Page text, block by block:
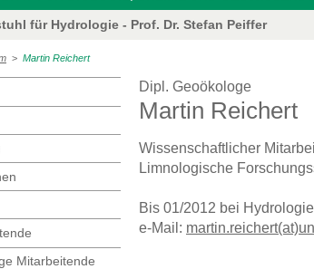
für Hydrologie - Prof. Dr. Stefan Peiffer
> Martin Reichert
Mitarbeitende
Dipl. Geoökologe
Martin Reichert
Wissenschaftlicher
Limnologische
Bis 01/2012 bei Hydrologie
e-Mail: